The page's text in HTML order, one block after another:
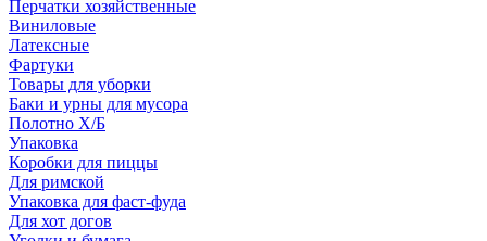
Перчатки хозяйственные
Виниловые
Латексные
Фартуки
Товары для уборки
Баки и урны для мусора
Полотно Х/Б
Упаковка
Коробки для пиццы
Для римской
Упаковка для фаст-фуда
Для хот догов